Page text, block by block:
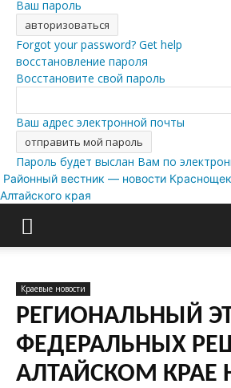
Ваш пароль
Forgot your password? Get help
восстановление пароля
Восстановите свой пароль
Ваш адрес электронной почты
Пароль будет выслан Вам по
Районный вестник — новости
Алтайского края
Краевые новости
РЕГИОНАЛЬНЫЙ
ФЕДЕРАЛЬНЫХ
АЛТАЙСКОМ КРАЕ